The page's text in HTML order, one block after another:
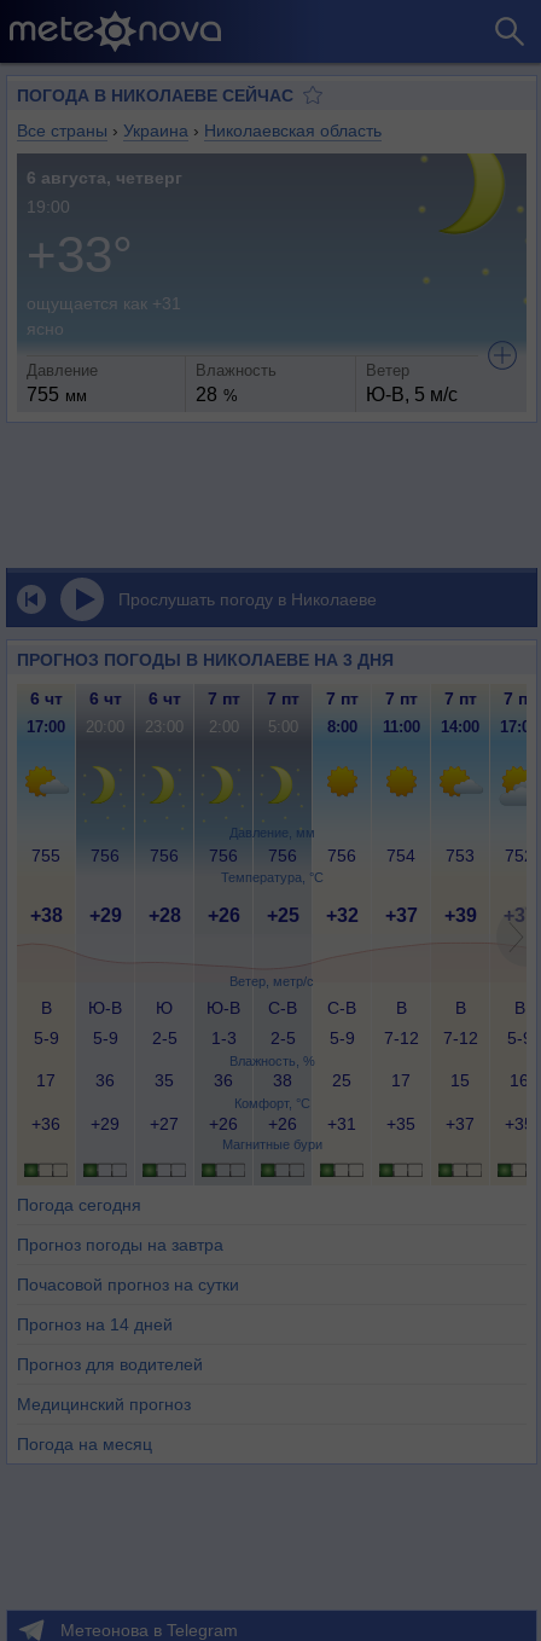
ПОГОДА В НИКОЛАЕВЕ СЕЙЧАС
Все страны › Украина › Николаевская область
6 августа, четверг
19:00
+33°
ощущается как +31
ясно
Давление
755 мм
Влажность
28 %
Ветер
Ю-В, 5 м/с
Прослушать погоду в Николаеве
ПРОГНОЗ ПОГОДЫ В НИКОЛАЕВЕ НА 3 ДНЯ
Давление, мм
Температура, °C
Ветер, метр/с
Влажность, %
Комфорт, °C
Магнитные бури
6 чт 6 чт 6 чт 7 пт 7 пт 7 пт 7 пт 7 пт 7 пт
17:00 20:00 23:00 2:00 5:00 8:00 11:00 14:00 17:00
755 756 756 756 756 756 754 753 752
+38 +29 +28 +26 +25 +32 +37 +39 +37
В
5-9
Ю-В
5-9
Ю
2-5
Ю-В
1-3
С-В
2-5
С-В
5-9
В
7-12
В
7-12
В
5-9
17 36 35 36 38 25 17 15 16
+36 +29 +27 +26 +26 +31 +35 +37 +35
Погода сегодня
Прогноз погоды на завтра
Почасовой прогноз на сутки
Прогноз на 14 дней
Прогноз для водителей
Медицинский прогноз
Погода на месяц
Метеонова в Telegram